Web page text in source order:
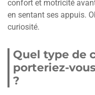
confort et motricité
en sentant ses appuis.
curiosité.
Quel type de
porteriez-
?